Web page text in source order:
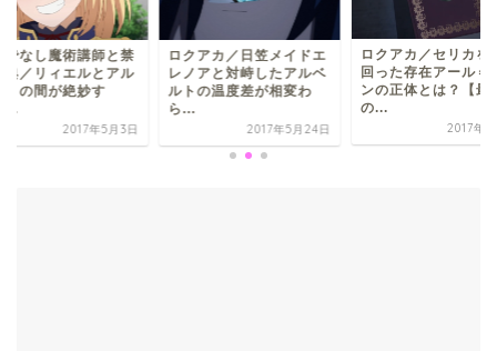
アカ／日笠メイドエ
アと対峙したアルベ
の温度差が相変わ
2017年5月24日
ロクアカ／セリカをも上
回った存在アール＝カー
ンの正体とは？【最初
の...
2017年6月6日
ロクでなし魔術講師
忌教典／リィエルと
ベルトの間が絶妙す
ぎ ...
2017年5